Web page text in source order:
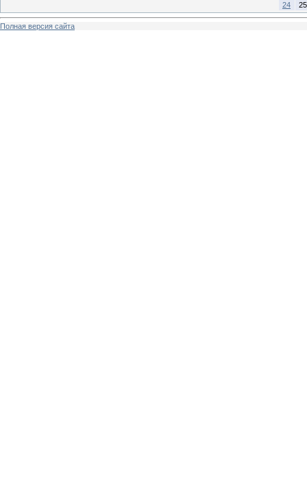
24
25
Полная версия сайта